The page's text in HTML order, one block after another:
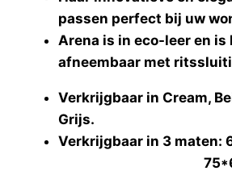
passen perfect bij uw
Arena is in eco-leer en is
afneembaar met
Verkrijgbaar in Cream,
Grijs.
Verkrijgbaar in 3 maten: